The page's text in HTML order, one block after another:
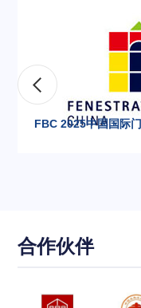
FBC 2025中国国际
合作伙伴